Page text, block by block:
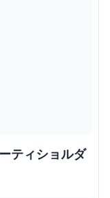
ティショルダ